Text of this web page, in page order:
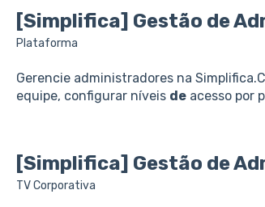
[Simplifica] Gestão de
Plataforma
Gerencie administradores na
equipe, configurar níveis deacesso por
[Simplifica] Gestão de
TV Corporativa